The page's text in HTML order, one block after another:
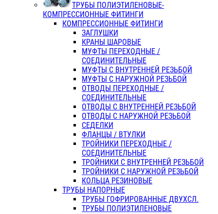
ТРУБЫ ПОЛИЭТИЛЕНОВЫЕ-
КОМПРЕССИОННЫЕ ФИТИНГИ
КОМПРЕССИОННЫЕ ФИТИНГИ
ЗАГЛУШКИ
КРАНЫ ШАРОВЫЕ
МУФТЫ ПЕРЕХОДНЫЕ /
СОЕДИНИТЕЛЬНЫЕ
МУФТЫ С ВНУТРЕННЕЙ РЕЗЬБОЙ
МУФТЫ С НАРУЖНОЙ РЕЗЬБОЙ
ОТВОДЫ ПЕРЕХОДНЫЕ /
СОЕДИНИТЕЛЬНЫЕ
ОТВОДЫ С ВНУТРЕННЕЙ РЕЗЬБОЙ
ОТВОДЫ С НАРУЖНОЙ РЕЗЬБОЙ
СЕДЕЛКИ
ФЛАНЦЫ / ВТУЛКИ
ТРОЙНИКИ ПЕРЕХОДНЫЕ /
СОЕДИНИТЕЛЬНЫЕ
ТРОЙНИКИ С ВНУТРЕННЕЙ РЕЗЬБОЙ
ТРОЙНИКИ С НАРУЖНОЙ РЕЗЬБОЙ
КОЛЬЦА РЕЗИНОВЫЕ
ТРУБЫ НАПОРНЫЕ
ТРУБЫ ГОФРИРОВАННЫЕ ДВУХСЛ.
ТРУБЫ ПОЛИЭТИЛЕНОВЫЕ